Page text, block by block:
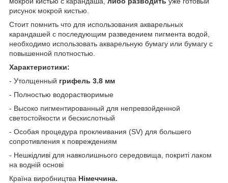
рисунок мокрой кистью.
Стоит помнить что для использования акварельных
карандашей с последующим разведением пигмента водой,
необходимо использовать акварельную бумагу или бумагу с
повышенной плотностью.
Характеристики:
- Утолщенный грифель 3.8 мм
- Полностью водорастворимые
- Высоко пигментированный для непревзойденной
светостойкости и бескислотный
- Особая процедура проклеивания (SV) для большего
сопротивления к повреждениям
- Нешкідливі для навколишнього середовища, покриті лаком
на водній основі
Країна виробництва Німеччина.